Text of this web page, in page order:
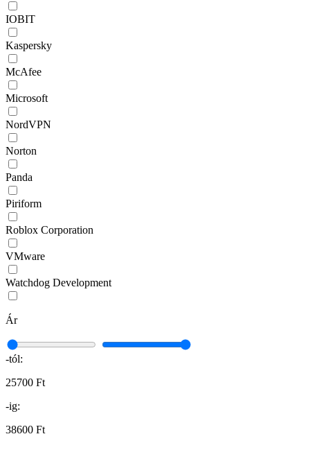
IOBIT
Kaspersky
McAfee
Microsoft
NordVPN
Norton
Panda
Piriform
Roblox Corporation
VMware
Watchdog Development
Ár
-tól:
25700 Ft
-ig:
38600 Ft